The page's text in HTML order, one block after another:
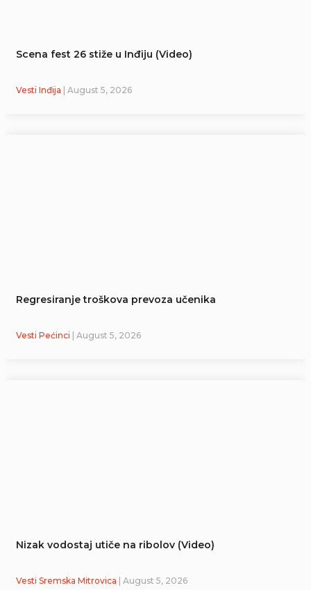
Scena fest 26 stiže u Inđiju (Video)
Vesti Inđija | August 5, 2026
Regresiranje troškova prevoza učenika
Vesti Pećinci | August 5, 2026
Nizak vodostaj utiče na ribolov (Video)
Vesti Sremska Mitrovica | August 5, 2026